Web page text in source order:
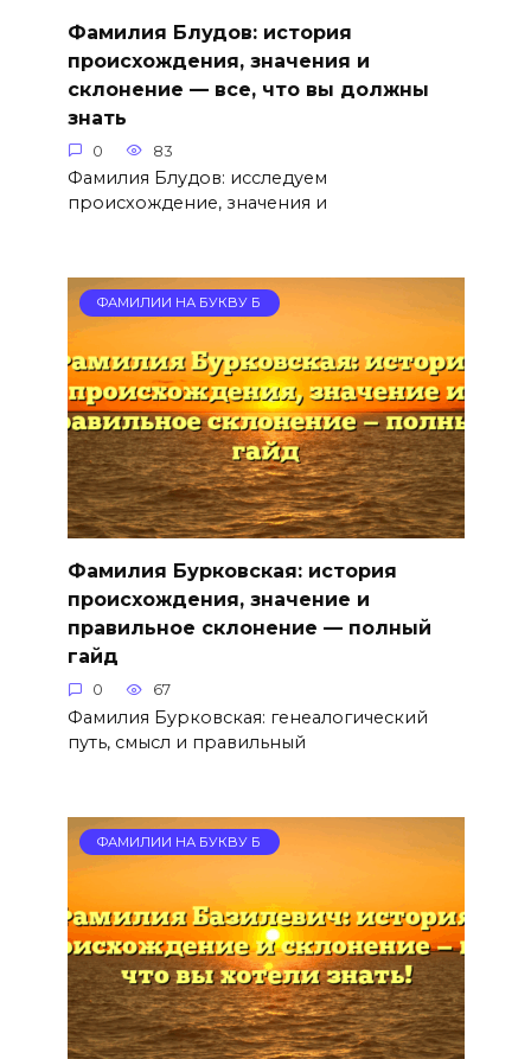
Фамилия Блудов: история
происхождения, значения и
склонение — все, что вы должны
знать
0 83
Фамилия Блудов: исследуем
происхождение, значения и
ФАМИЛИИ НА БУКВУ Б
Фамилия Бурковская: история
происхождения, значение и
правильное склонение — полный
гайд
0 67
Фамилия Бурковская: генеалогический
путь, смысл и правильный
ФАМИЛИИ НА БУКВУ Б